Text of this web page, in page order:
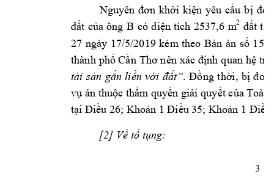
3
Nguyên đơn khởi kiện yêu cầu bị
đất của ông B có diện tích 2537,6 m2 đất tại
27 ngày 17/5/2019 kèm theo Bản án số 150
thành phố Cần Thơ nên xác định quan hệ
tài sản gắn liền với đất”. Đồng thời, bị đơ
vụ án thuộc thẩm quyền giải quyết của Toà
tại Điều 26; Khoản 1 Điều 35; Khoản 1 Điều
[2] Về tố tụng: